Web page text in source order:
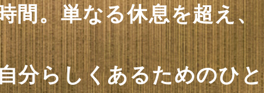
間。単なる休息を超え、
分らしくあるためのひと